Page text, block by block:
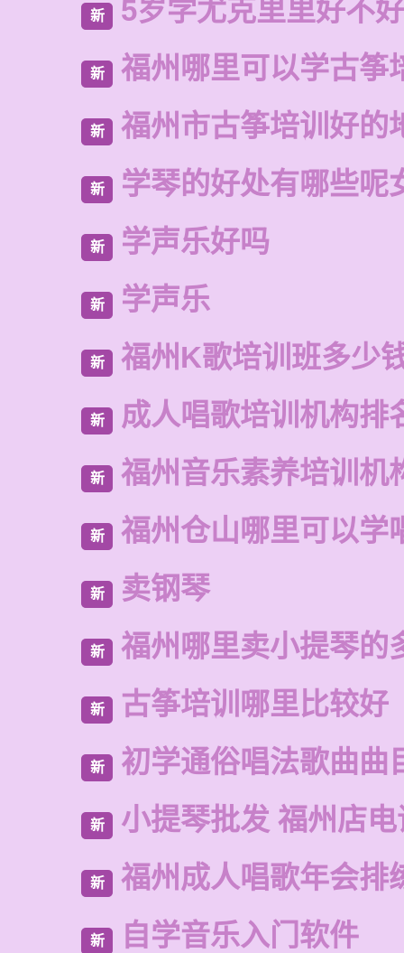
新 5岁学尤克里里好不好
新 福州哪里可以学古筝
新 福州市古筝培训好的
新 学琴的好处有哪些呢
新 学声乐好吗
新 学声乐
新 福州K歌培训班多少
新 成人唱歌培训机构排
新 福州音乐素养培训机
新 福州仓山哪里可以学
新 卖钢琴
新 福州哪里卖小提琴的
新 古筝培训哪里比较好
新 初学通俗唱法歌曲曲
新 小提琴批发 福州店
新 福州成人唱歌年会排
新 自学音乐入门软件